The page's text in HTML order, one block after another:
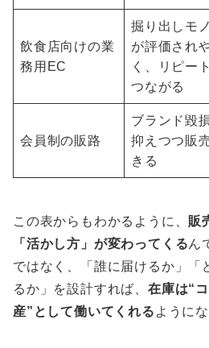
飲食店向けの業
務用EC
掘り出しモ
が評価され
く、リピー
つながる
会員制の販路
ブランド毀
抑えつつ販
きる
この表からもわかるように、 販
「活かし方」が変わってくるん
ではなく、「誰に届けるか」「
るか」を設計すれば、 在庫は“
産”として働いてくれる ように